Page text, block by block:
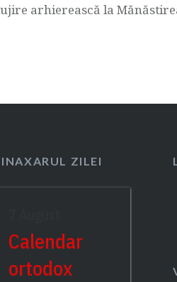
arhierească la
ZILEI
Calendar
ortodox